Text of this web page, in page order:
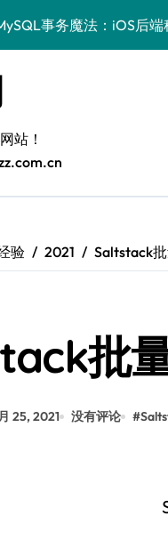
事务魔法：iOS后
术精进：MySQL事务控
蒙生态下MySQL事务控
语言赋能MySQL事务管
赋能站长：MySQL事务
开发进阶：MySQL事务
块链视角下MySQL事务
站！
验 2021 Saltstack
批
25, 2021 没有评论 #